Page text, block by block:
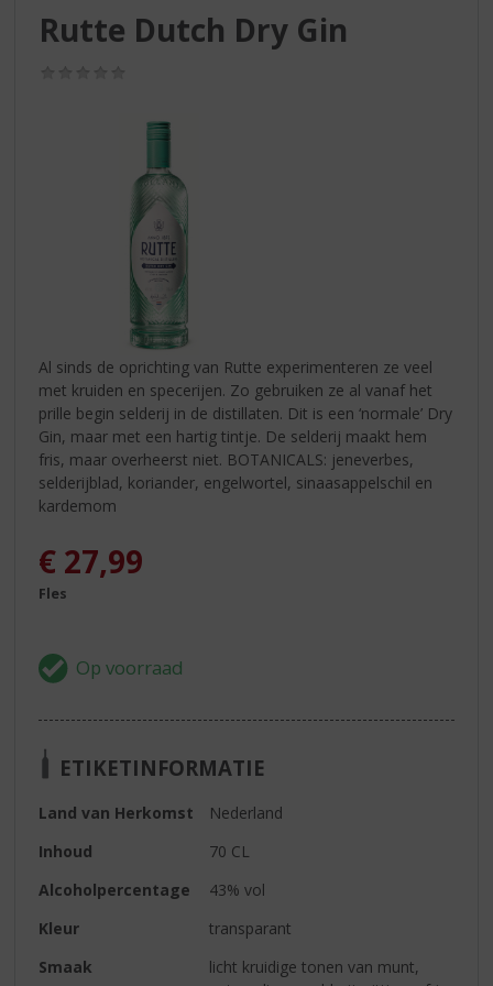
Rutte Dutch Dry Gin
Al sinds de oprichting van Rutte experimenteren ze veel
met kruiden en specerijen. Zo gebruiken ze al vanaf het
prille begin selderij in de distillaten. Dit is een ‘normale’ Dry
Gin, maar met een hartig tintje. De selderij maakt hem
fris, maar overheerst niet. BOTANICALS: jeneverbes,
selderijblad, koriander, engelwortel, sinaasappelschil en
kardemom
€ 27,99
Fles
ETIKETINFORMATIE
Land van Herkomst
Nederland
Inhoud
70 CL
Alcoholpercentage
43% vol
Kleur
transparant
Smaak
licht kruidige tonen van munt,